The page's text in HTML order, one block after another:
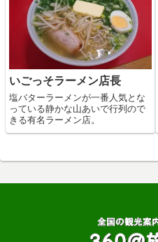
いごっそラーメン店長
塩バターラーメンが一番人気とな
っている静かな山あいで行列ので
きる有名ラーメン店。